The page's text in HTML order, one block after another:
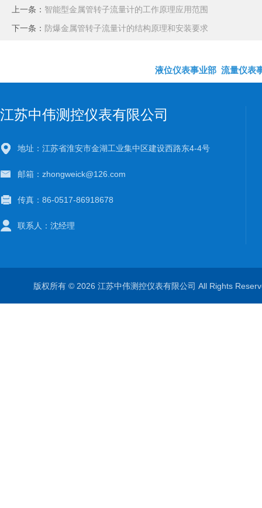
上一条： 智能型金属管转子流量计的工作原理应用范围
下一条： 防爆金属管转子流量计的结构原理和安装要求
液位仪表事业部 流量仪表
江苏中伟测控仪表有限公司
地址：江苏省淮安市金湖工业集中区建设西路东4-4号
邮箱：zhongweick@126.com
传真：86-0517-86918678
联系人：沈经理
版权所有 © 2026 江苏中伟测控仪表有限公司 All Rights